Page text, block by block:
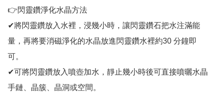
👉閃靈鑽淨化水晶方法
✔將閃靈鑽放入水裡，浸幾小時，讓閃靈鑽石把水注滿能
量，再將要消磁淨化的水晶放進閃靈鑽水裡約30 分鐘即
可。
✔可將閃靈鑽放入噴壺加水，靜止幾小時後可直接噴曬水晶
手鏈、晶簇、晶洞或空間。